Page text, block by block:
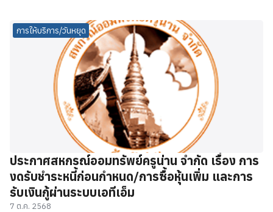
การให้บริการ/วันหยุด
ประกาศสหกรณ์ออมทรัพย์ครูน่าน จำกัด เรื่อง การ
งดรับชำระหนี้ก่อนกำหนด/การซื้อหุ้นเพิ่ม และการ
รับเงินกู้ผ่านระบบเอทีเอ็ม
7 ต.ค. 2568